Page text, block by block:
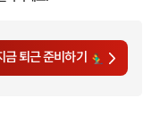
금 퇴근 준비하기